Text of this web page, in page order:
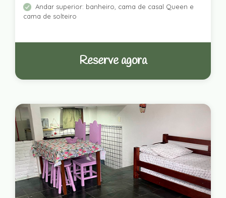
Andar superior: banheiro, cama de casal Queen e
cama de solteiro
Reserve agora